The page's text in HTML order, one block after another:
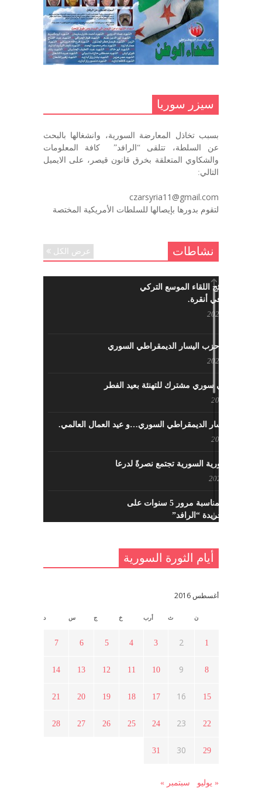
مناضل بحجم الوطن …منصور الاتاسي .
ما زلت خالدا في قلوبنا
في الذكرى السنوية لرحيل الرفيق منصور أتاسي أبو مطيع
رحمه الله. – عبد الله حاج محمد
ننساك – خالد الحموري
سيزر سوريا
بسبب تخاذل المعارضة السورية، وانشغالها بالبحث
عن السلطة، تتلقى “الرافد” كافة المعلومات
والشكاوي المتعلقة بخرق قانون قيصر، على الايميل
التالي:
czarsyria11@gmail.com
لتقوم بدورها بإيصالها للسلطات الأمريكية المختصة
نشاطات عرض الكل
ما هي نتائج اللقاء الموسع التركي
السوري في أنقرة.
نشاطات حزب اليسار الديمقراطي السوري
لقاء تركي سوري مشترك للتهنئة بعيد الفطر
حزب اليسار الديمقراطي السوري…و عيد العمال العالمي.
القوى الثورية السورية تجتمع نصرةً لدرعا
احتفالية بمناسبة مرور 5 سنوات على
تأسيس جريدة “الرافد”
القدس والربيع العربي في ندوة لحزب
أسبوع ثقافي في ذكرى الاستقلال
الثورة السورية ؟
في الثورة السورية ؟
أيام الثورة السورية
أغسطس 2016
ن ث أرب خ ج س د
1
2
3
4
5
6
7
8
9
10
11
12
13
14
15
16
17
18
19
20
21
22
23
24
25
26
27
28
29
30
31
« يوليو سبتمبر »